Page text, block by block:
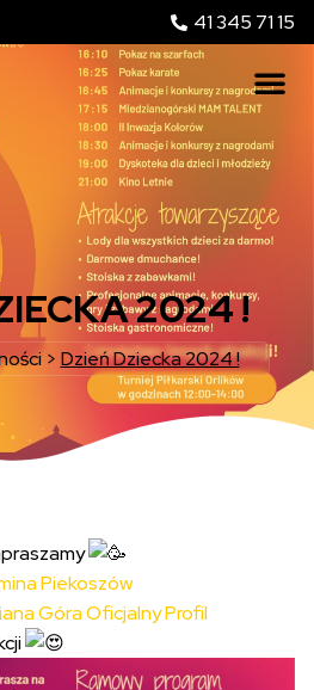
41 345 71 15
2024 !
> Dzień Dziecka 2024 !
Piekoszów
Góra Oficjalny Profil